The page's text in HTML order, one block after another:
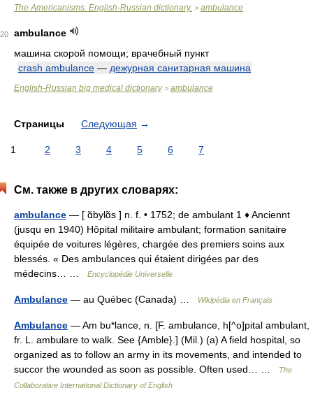
The Americanisms. English-Russian dictionary. > ambulance
20
ambulance
машина скорой помощи; врачебный пункт
crash ambulance — дежурная санитарная машина
English-Russian big medical dictionary> ambulance
Страницы Следующая →
1 2 3 4 5 6 7
См. также в других словарях:
ambulance — [ ɑ̃bylɑ̃s ] n. f. • 1752; de ambulant 1 ♦ Anciennt
(jusqu en 1940) Hôpital militaire ambulant; formation sanitaire
équipée de voitures légères, chargée des premiers soins aux
blessés. « Des ambulances qui étaient dirigées par des
médecins… …
Encyclopédie Universelle
Ambulance — au Québec (Canada) … Wikipédia en Français
Ambulance — Am bu*lance, n. [F. ambulance, h[^o]pital ambulant,
fr. L. ambulare to walk. See {Amble}.] (Mil.) (a) A field hospital, so
organized as to follow an army in its movements, and intended to
succor the wounded as soon as possible. Often used… …
The
Collaborative International Dictionary of English